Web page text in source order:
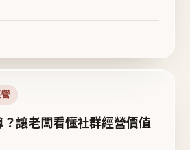
讓老闆看懂社群經營價值